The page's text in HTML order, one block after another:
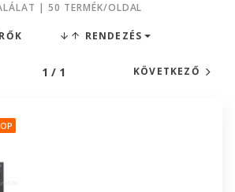
| 50 TERMÉK/OLDAL
RENDEZÉS
1 / 1 KÖVETKEZŐ